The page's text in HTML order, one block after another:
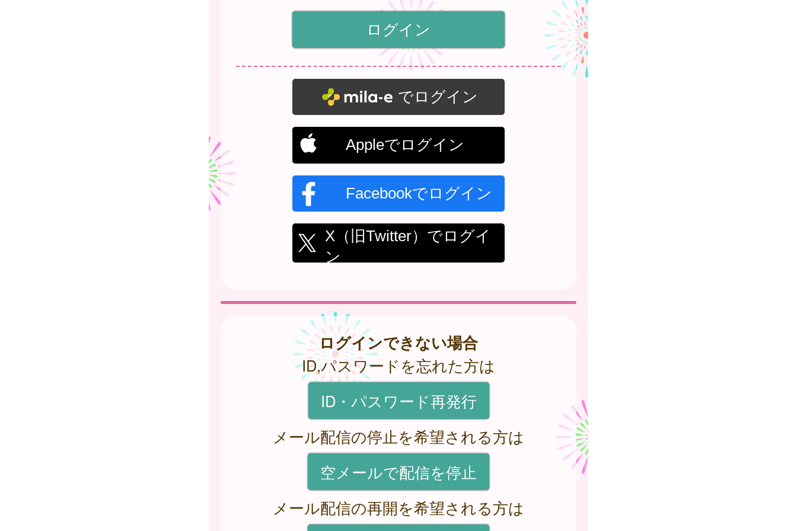
でログイン
Appleでログイン
Facebookでログイン
X（旧Twitter）でログイ
ン
ログインできない場合
ID,パスワードを忘れた方は
ID・パスワード再発行
メール配信の停止を希望される方は
空メールで配信を停止
メール配信の再開を希望される方は